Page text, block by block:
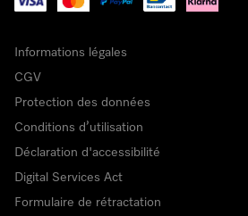
Informations légales
CGV
Protection des données
Conditions d’utilisation
Déclaration d'accessibilité
Digital Services Act
Formulaire de rétractation